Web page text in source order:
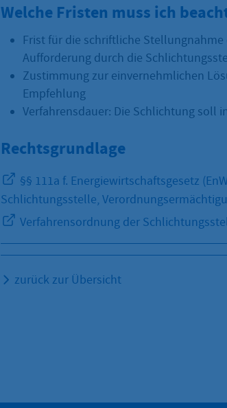
Welche Fristen muss ich
Frist für die schriftliche Stellungnahme
Aufforderung durch die
Zustimmung zur einvernehmlichen
Empfehlung
Verfahrensdauer: Die Schlichtung soll
Rechtsgrundlage
§§ 111a f. Energiewirtschaftsgesetz
Schlichtungsstelle,
Verfahrensordnung der
zurück zur Übersicht